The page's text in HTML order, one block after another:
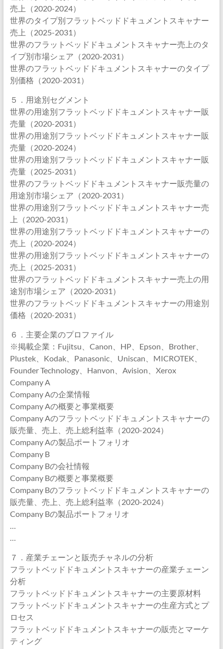
売上（2020-2024）
世界のタイプ別フラットベッドドキュメントスキャナー
売上（2025-2031）
世界のフラットベッドドキュメントスキャナー売上のタ
イプ別市場シェア（2020-2031）
世界のフラットベッドドキュメントスキャナーのタイプ
別価格（2020-2031）
５．用途別セグメント
世界の用途別フラットベッドドキュメントスキャナー販
売量（2020-2031）
世界の用途別フラットベッドドキュメントスキャナー販
売量（2020-2024）
世界の用途別フラットベッドドキュメントスキャナー販
売量（2025-2031）
世界のフラットベッドドキュメントスキャナー販売量の
用途別市場シェア（2020-2031）
世界の用途別フラットベッドドキュメントスキャナー売
上（2020-2031）
世界の用途別フラットベッドドキュメントスキャナーの
売上（2020-2024）
世界の用途別フラットベッドドキュメントスキャナーの
売上（2025-2031）
世界のフラットベッドドキュメントスキャナー売上の用
途別市場シェア（2020-2031）
世界のフラットベッドドキュメントスキャナーの用途別
価格（2020-2031）
６．主要企業のプロファイル
※掲載企業：Fujitsu、Canon、HP、Epson、Brother、
Plustek、Kodak、Panasonic、Uniscan、MICROTEK、
Founder Technology、Hanvon、Avision、Xerox
Company A
Company Aの企業情報
Company Aの概要と事業概要
Company Aのフラットベッドドキュメントスキャナーの
販売量、売上、売上総利益率（2020-2024）
Company Aの製品ポートフォリオ
Company B
Company Bの会社情報
Company Bの概要と事業概要
Company Bのフラットベッドドキュメントスキャナーの
販売量、売上、売上総利益率（2020-2024）
Company Bの製品ポートフォリオ
…
…
７．産業チェーンと販売チャネルの分析
フラットベッドドキュメントスキャナーの産業チェーン
分析
フラットベッドドキュメントスキャナーの主要原材料
フラットベッドドキュメントスキャナーの生産方式とプ
ロセス
フラットベッドドキュメントスキャナーの販売とマーケ
ティング